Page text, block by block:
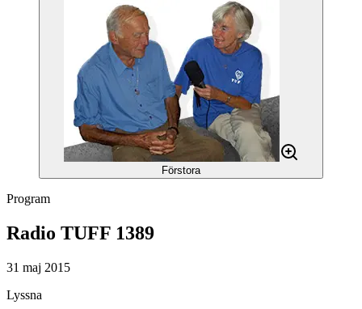
Förstora
Program
Radio TUFF 1389
31 maj 2015
Lyssna